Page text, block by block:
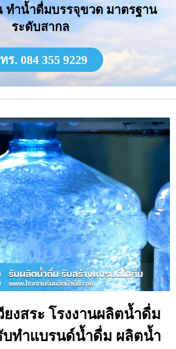
ำน้ำดื่มบรรจุขวด มาตรฐาน
ระดับสากล
ร. 084 355 9229
งสระ โรงงานผลิตน้ำดื่ม
ทำแบรนด์น้ำดื่ม ผลิตน้ำ